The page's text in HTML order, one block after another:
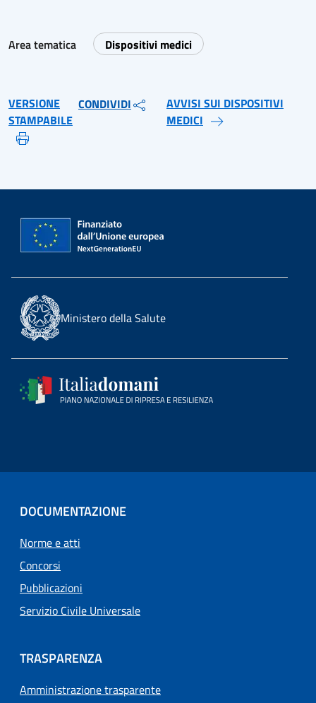
Area tematica Dispositivi medici
VERSIONE
STAMPABILE
CONDIVIDI
AVVISI SUI DISPOSITIVI
MEDICI
Ministero della Salute
DOCUMENTAZIONE
Norme e atti
Concorsi
Pubblicazioni
Servizio Civile Universale
TRASPARENZA
Amministrazione trasparente